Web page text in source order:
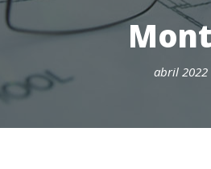
abril 2022